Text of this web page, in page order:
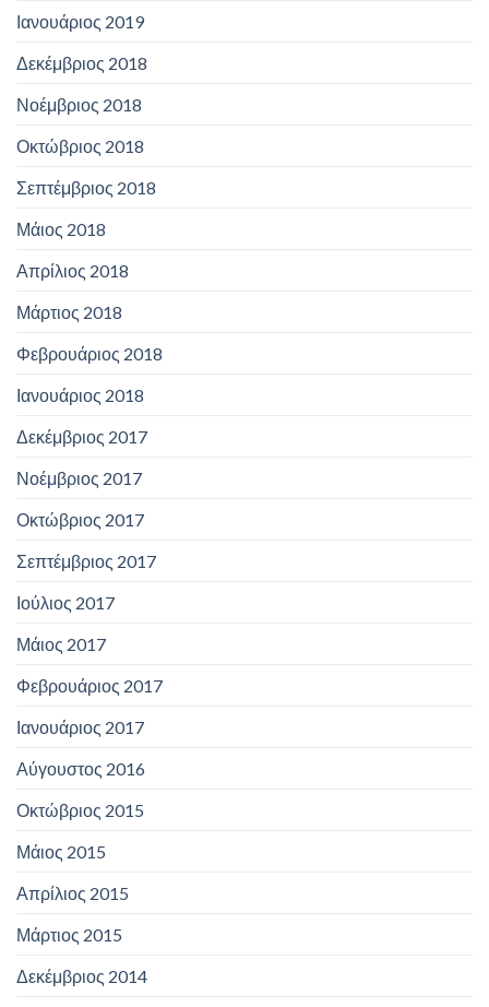
Ιανουάριος 2019
Δεκέμβριος 2018
Νοέμβριος 2018
Οκτώβριος 2018
Σεπτέμβριος 2018
Μάιος 2018
Απρίλιος 2018
Μάρτιος 2018
Φεβρουάριος 2018
Ιανουάριος 2018
Δεκέμβριος 2017
Νοέμβριος 2017
Οκτώβριος 2017
Σεπτέμβριος 2017
Ιούλιος 2017
Μάιος 2017
Φεβρουάριος 2017
Ιανουάριος 2017
Αύγουστος 2016
Οκτώβριος 2015
Μάιος 2015
Απρίλιος 2015
Μάρτιος 2015
Δεκέμβριος 2014